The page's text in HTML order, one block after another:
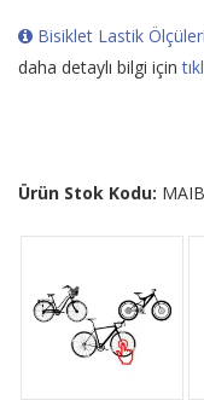
Bisiklet Lastik
daha detaylı bilgi için
Ürün Stok Kodu: